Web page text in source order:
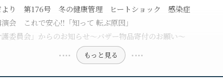
より 第176号 冬の健康管理 ヒートショック 感染症
会 これで安心‼「知って 転ぶ原因」
護委員会」からのお知らせ～バザー物品寄付のお願い～
もっと見る